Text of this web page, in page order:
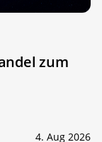
zum
4. Aug 2026